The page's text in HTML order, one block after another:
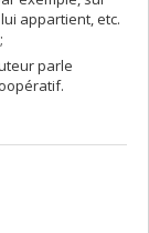
appartient, etc.
parle